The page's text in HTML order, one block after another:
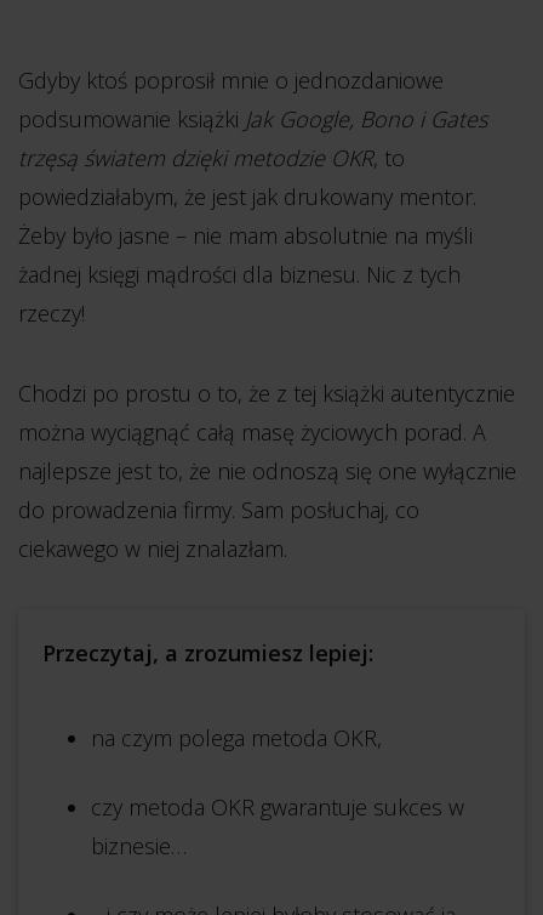
Gdyby ktoś poprosił mnie o jednozdaniowe
podsumowanie książki Jak Google, Bono i Gates
trzęsą światem dzięki metodzie OKR, to
powiedziałabym, że jest jak drukowany mentor.
Żeby było jasne – nie mam absolutnie na myśli
żadnej księgi mądrości dla biznesu. Nic z tych
rzeczy!
Chodzi po prostu o to, że z tej książki autentycznie
można wyciągnąć całą masę życiowych porad. A
najlepsze jest to, że nie odnoszą się one wyłącznie
do prowadzenia firmy. Sam posłuchaj, co
ciekawego w niej znalazłam.
Przeczytaj, a zrozumiesz lepiej:
na czym polega metoda OKR,
czy metoda OKR gwarantuje sukces w
biznesie…